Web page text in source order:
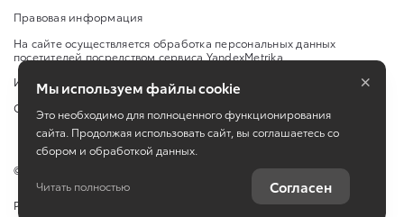
Правовая информация
На сайте осуществляется обработка персональных данных
посетителей посредством сервиса YandexMetrika
Изменить настройку cookies
Сбросить cookie
©
Работает на технологиях
Мы используем файлы cookie
Это необходимо для полноценного функционирования
сайта. Продолжая использовать сайт, вы соглашаетесь со
сбором и обработкой данных.
Читать полностью Согласен
×